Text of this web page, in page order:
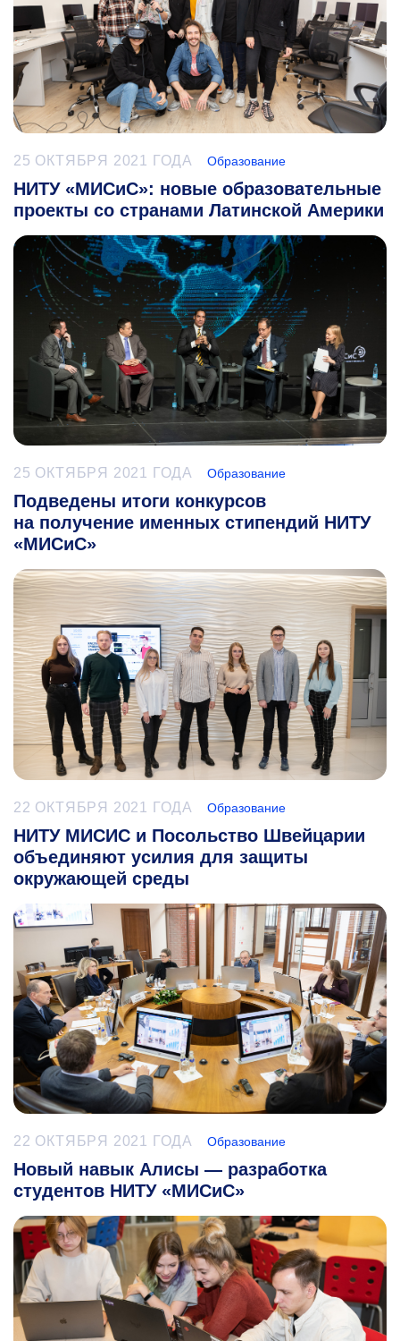
25 ОКТЯБРЯ 2021 ГОДА Образование
НИТУ «МИСиС»: новые образовательные
проекты со странами Латинской Америки
25 ОКТЯБРЯ 2021 ГОДА Образование
Подведены итоги конкурсов
на получение именных стипендий НИТУ
«МИСиС»
22 ОКТЯБРЯ 2021 ГОДА Образование
НИТУ МИСИС и Посольство Швейцарии
объединяют усилия для защиты
окружающей среды
22 ОКТЯБРЯ 2021 ГОДА Образование
Новый навык Алисы — разработка
студентов НИТУ «МИСиС»